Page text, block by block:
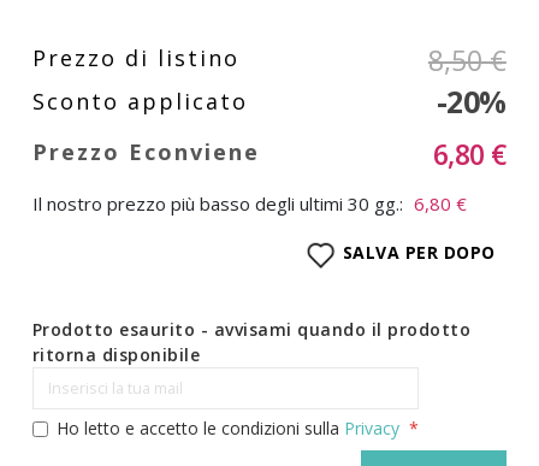
8,50 €
-20%
6,80 €
Il nostro prezzo più basso degli ultimi 30 gg.: 6,80 €
SALVA PER DOPO
Prodotto esaurito - avvisami quando il prodotto
ritorna disponibile
Ho letto e accetto le condizioni sulla Privacy